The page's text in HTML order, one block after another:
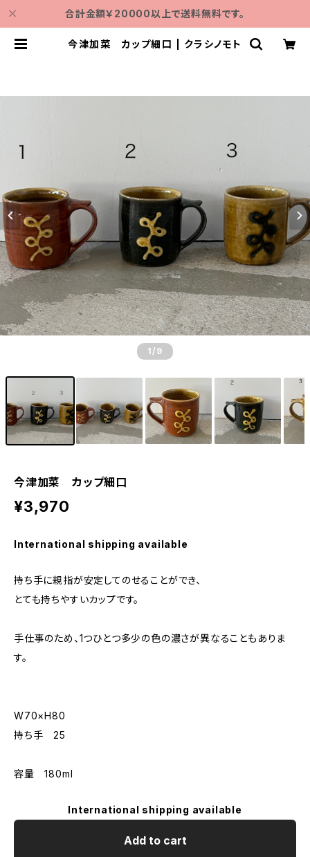
合計金額￥20000以上で送料無料です。
今津加菜 カップ細口 | クラシノモト
1 /9
今津加菜 カップ細口
¥3,970
International shipping available
持ち手に親指が安定してのせることができ、
とても持ちやすいカップです。
手仕事のため、1つひとつ多少の色の濃さが異なることもありま
す。
W70×H80
持ち手 25
容量 180ml
International shipping available
Add to cart